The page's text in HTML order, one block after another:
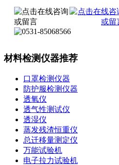
材料检测仪器推荐
口罩检测仪器
防护服检测仪器
透氧仪
透气性测试仪
透湿仪
蒸发残渣恒重仪
总迁移量测定仪
万能试验机
电子拉力试验机